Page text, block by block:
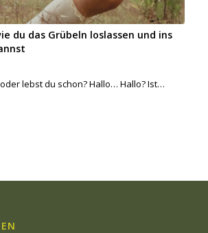
du das Grübeln loslassen und ins
lebst du schon? Hallo… Hallo? Ist…